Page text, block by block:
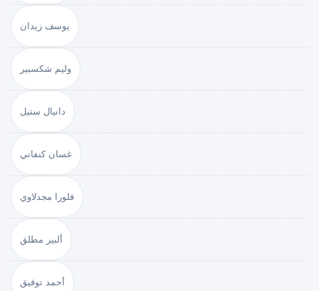
يوسف زيدان
وليم شكسبير
دانيال ستيل
غسان كنفاني
فلورا مجدلاوي
ألبير مطلق
أحمد توفيق